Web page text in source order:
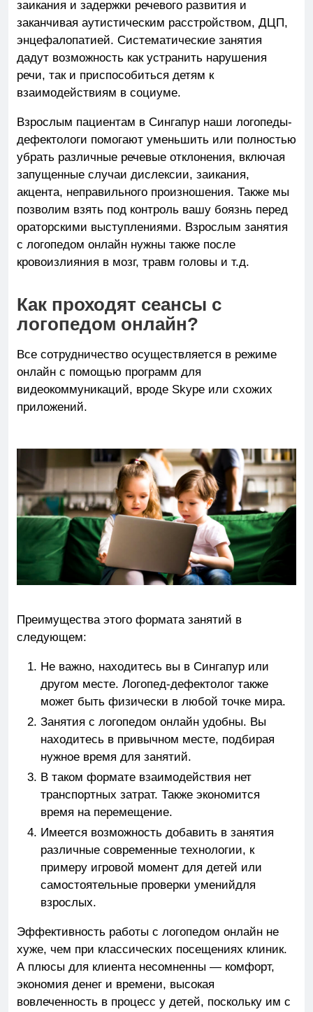
заикания и задержки речевого развития и
заканчивая аутистическим расстройством, ДЦП,
энцефалопатией. Систематические занятия
дадут возможность как устранить нарушения
речи, так и приспособиться детям к
взаимодействиям в социуме.
Взрослым пациентам в Сингапур наши логопеды-
дефектологи помогают уменьшить или полностью
убрать различные речевые отклонения, включая
запущенные случаи дислексии, заикания,
акцента, неправильного произношения. Также мы
позволим взять под контроль вашу боязнь перед
ораторскими выступлениями. Взрослым занятия
с логопедом онлайн нужны также после
кровоизлияния в мозг, травм головы и т.д.
Как проходят сеансы с
логопедом онлайн?
Все сотрудничество осуществляется в режиме
онлайн с помощью программ для
видеокоммуникаций, вроде Skype или схожих
приложений.
Преимущества этого формата занятий в
следующем:
Не важно, находитесь вы в Сингапур или
другом месте. Логопед-дефектолог также
может быть физически в любой точке мира.
Занятия с логопедом онлайн удобны. Вы
находитесь в привычном месте, подбирая
нужное время для занятий.
В таком формате взаимодействия нет
транспортных затрат. Также экономится
время на перемещение.
Имеется возможность добавить в занятия
различные современные технологии, к
примеру игровой момент для детей или
самостоятельные проверки уменийдля
взрослых.
Эффективность работы с логопедом онлайн не
хуже, чем при классических посещениях клиник.
А плюсы для клиента несомненны — комфорт,
экономия денег и времени, высокая
вовлеченность в процесс у детей, поскольку им с